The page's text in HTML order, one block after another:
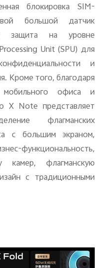
блокировкаSIM-
большой датчик
защита на уровне
Processing Unit(SPU) для
и
Кроме того, благодаря
мобильного офиса и
X Note представляет
флагманских
с большим экраном,
функциональность,
камер, флагманскую
с традиционными